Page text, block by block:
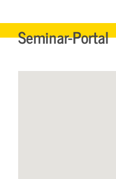
Seminar-Portal